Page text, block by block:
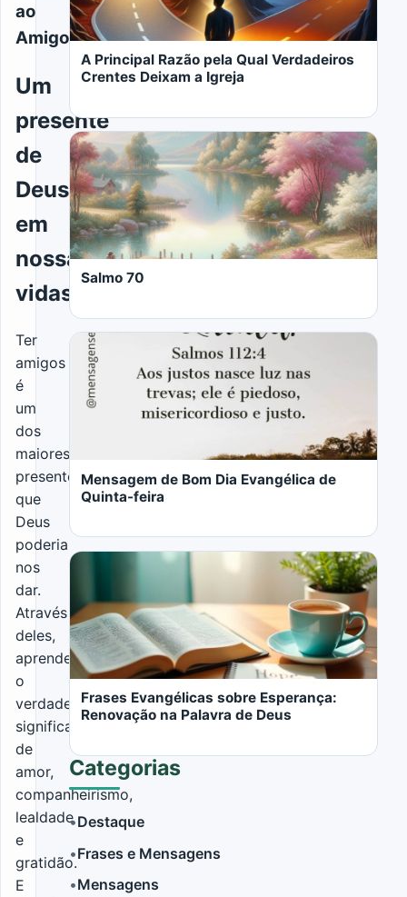
ao
Amigo
Um
presente
de
Deus
em
nossas
vidas
Ter
amigos
é
um
dos
maiores
presentes
que
Deus
poderia
nos
dar.
Através
deles,
aprendemos
o
verdadeiro
significado
de
amor,
companheirismo,
lealdade
e
gratidão.
E
A Principal Razão pela Qual Verdadeiros
Crentes Deixam a Igreja
LER MAIS
Salmo 70
Mensagem de Bom Dia Evangélica de
Quinta-feira
LER MAIS
Frases Evangélicas sobre Esperança:
Renovação na Palavra de Deus
LER MAIS
Categorias
•Destaque
•Frases e Mensagens
•Mensagens